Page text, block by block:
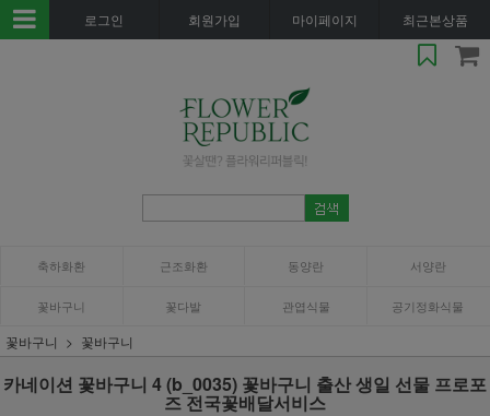
로그인 회원가입 마이페이지 최근본상품
축하화환 근조화환 동양란 서양란
꽃바구니 꽃다발 관엽식물 공기정화식물
꽃바구니 꽃바구니
카네이션 꽃바구니 4 (b_0035) 꽃바구니 출산 생일 선물 프로포
즈 전국꽃배달서비스